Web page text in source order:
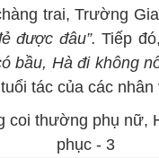
trai, Trường
được đâu”. Tiếp
bầu, Hà đi không
tác của các